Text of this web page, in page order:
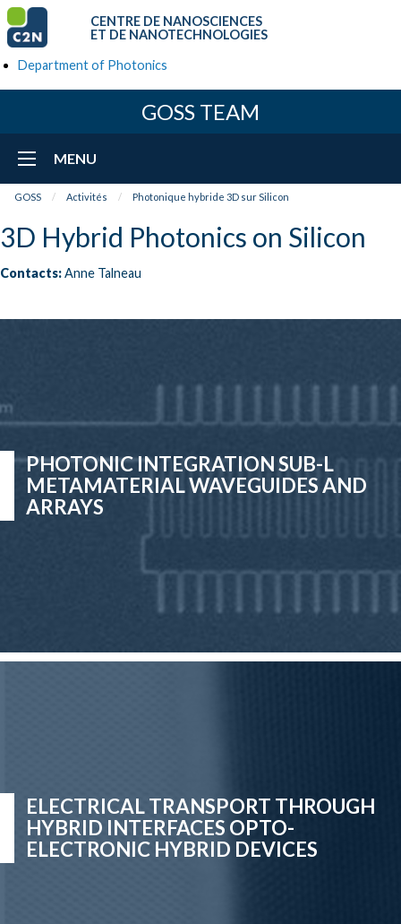
CENTRE DE NANOSCIENCES
ET DE NANOTECHNOLOGIES
Department of Photonics
GOSS TEAM
MENU
GOSS Activités Photonique hybride 3D sur Silicon
3D Hybrid Photonics on Silicon
Contacts:Anne Talneau
PHOTONIC INTEGRATION SUB-L
METAMATERIAL WAVEGUIDES AND
ARRAYS
ELECTRICAL TRANSPORT THROUGH
HYBRID INTERFACES OPTO-
ELECTRONIC HYBRID DEVICES